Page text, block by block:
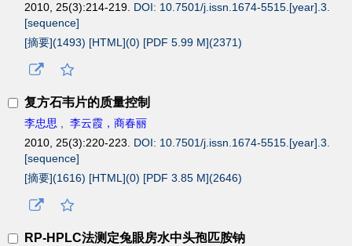
2010, 25(3):214-219. DOI: 10.7501/j.issn.1674-5515.[year].3.
[sequence]
[摘要](1493) [HTML](0) [PDF 5.99 M](2371)
复方石韦片的质量控制
李忠思 , 李云霞，商春丽
2010, 25(3):220-223. DOI: 10.7501/j.issn.1674-5515.[year].3.
[sequence]
[摘要](1616) [HTML](0) [PDF 3.85 M](2646)
RP-HPLC法测定兔眼房水中头孢匹胺钠